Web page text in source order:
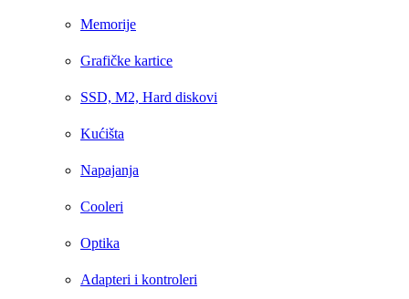
Memorije
Grafičke kartice
SSD, M2, Hard diskovi
Kućišta
Napajanja
Cooleri
Optika
Adapteri i kontroleri